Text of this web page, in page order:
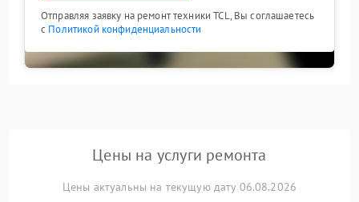
Отправляя заявку на ремонт техники TCL, Вы соглашаетесь
с Политикой конфиденциальности
Цены на услуги ремонта
Цены актуальны на текущую дату 06.08.2026